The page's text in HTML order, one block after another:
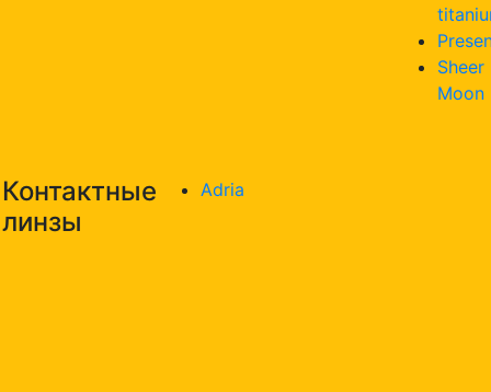
Sheer
Moon
Контактные
линзы
Adria